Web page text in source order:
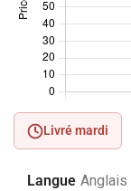
Livré mardi
Langue Anglais